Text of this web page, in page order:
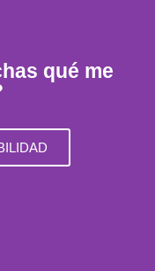
qué me